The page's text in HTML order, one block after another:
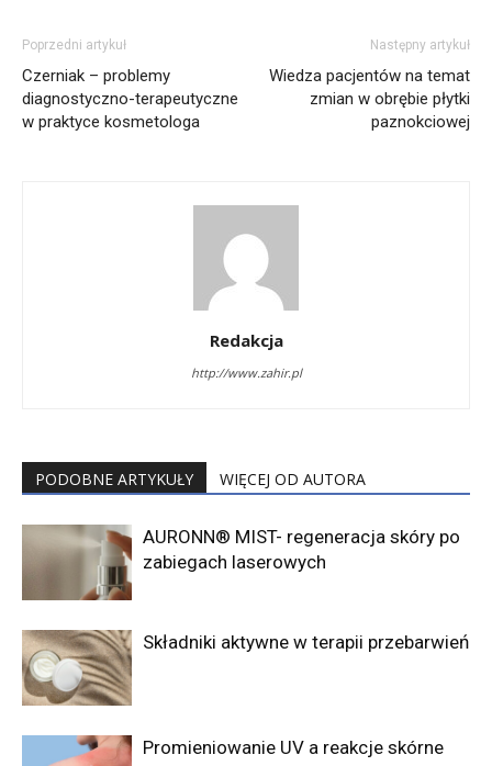
Poprzedni artykuł
Czerniak – problemy
diagnostyczno-terapeutyczne
w praktyce kosmetologa
Następny artykuł
Wiedza pacjentów na temat
zmian w obrębie płytki
paznokciowej
Redakcja
http://www.zahir.pl
PODOBNE ARTYKUŁY WIĘCEJ OD AUTORA
AURONN® MIST- regeneracja skóry po
zabiegach laserowych
Składniki aktywne w terapii przebarwień
Promieniowanie UV a reakcje skórne